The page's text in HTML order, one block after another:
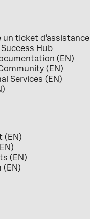
un ticket d'assistance
Hub
(EN)
(EN)
Services (EN)
(EN)
(EN)
(EN)